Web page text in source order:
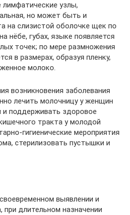
лимфатические узлы,
но может быть и
на слизистой оболочке щек по
нёбе, губах, языке появляется
точек; по мере размножения
в размерах, образуя пленку,
молоко.
возникновения заболевания
лечить молочницу у женщин
и поддерживать здоровое
тракта у молодой
гигиенические мероприятия
стерилизовать пустышки и
выявлении и
при длительном назначении